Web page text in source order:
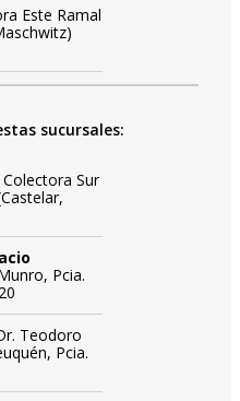
Este Ramal
sucursales:
Colectora Sur
Pcia.
Teodoro
Pcia.